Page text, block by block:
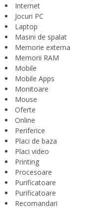
Internet
Jocuri PC
Laptop
Masini de spalat
Memorie externa
Memorii RAM
Mobile
Mobile Apps
Monitoare
Mouse
Oferte
Online
Periferice
Placi de baza
Placi video
Printing
Procesoare
Purificatoare
Purificatoare
Recomandari